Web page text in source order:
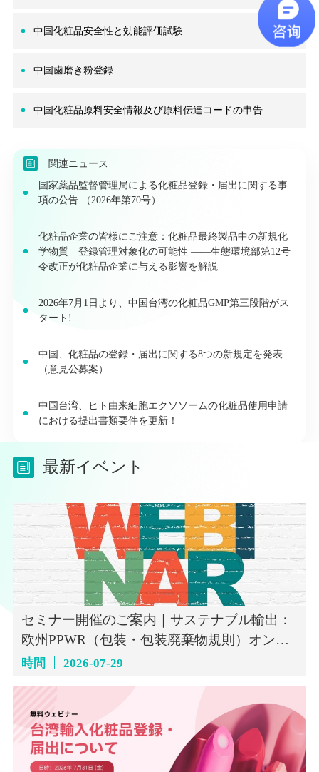
中国化粧品安全性と効能評価試験
中国歯磨き粉登録
中国化粧品原料安全情報及び原料伝達コードの申告
関連ニュース
国家薬品監督管理局による化粧品登録・届出に関する事
項の公告 （2026年第70号）
化粧品企業の皆様にご注意：化粧品最終製品中の新規化
学物質 登録管理対象化の可能性 ――生態環境部第12号
令改正が化粧品企業に与える影響を解説
2026年7月1日より、中国台湾の化粧品GMP第三段階がス
タート!
中国、化粧品の登録・届出に関する8つの新規定を発表
（意見公募案）
中国台湾、ヒト由来細胞エクソソームの化粧品使用申請
における提出書類要件を更新！
最新イベント
セミナー開催のご案内｜サステナブル輸出：
欧州PPWR（包装・包装廃棄物規則）オンラ
インセミナー（7月29日）
時間 2026-07-29